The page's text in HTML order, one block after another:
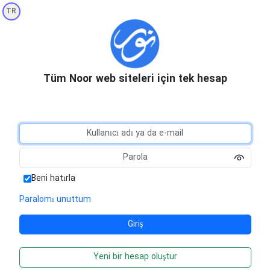
TR
Tüm Noor web siteleri için tek hesap
Beni hatırla
Paralomı unuttum
Yeni bir hesap oluştur